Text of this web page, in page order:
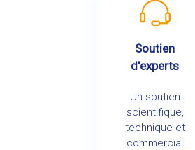
Soutien
d'experts
Un soutien
scientifique,
technique et
commercial